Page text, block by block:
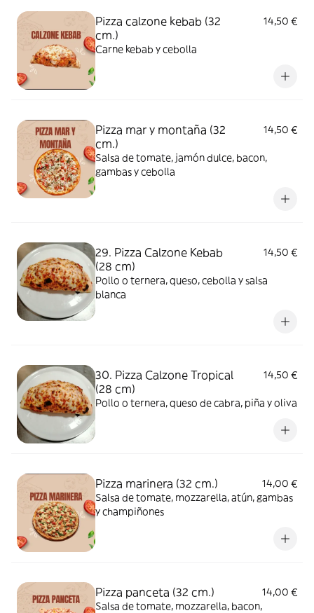
Pizza calzone kebab (32
cm.)
14,50 €
Carne kebab y cebolla
Pizza mar y montaña (32
cm.)
14,50 €
Salsa de tomate, jamón dulce, bacon,
gambas y cebolla
29. Pizza Calzone Kebab
(28 cm)
14,50 €
Pollo o ternera, queso, cebolla y salsa
blanca
30. Pizza Calzone Tropical
(28 cm)
14,50 €
Pollo o ternera, queso de cabra, piña y oliva
Pizza marinera (32 cm.)
14,00 €
Salsa de tomate, mozzarella, atún, gambas
y champiñones
Pizza panceta (32 cm.)
14,00 €
Salsa de tomate, mozzarella, bacon,